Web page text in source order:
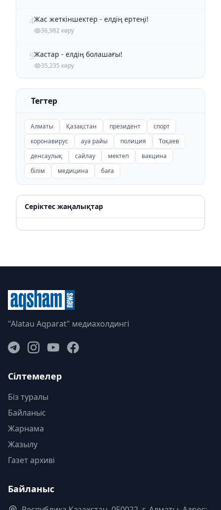
4Жас жеткіншектер - елдің ертеңі!
36,982 көру
5Жастар - елдің болашағы!
35,235 көру
Тегтер
Алматы Қазақстан президент
спорт
коронавирус
ауа райы полиция
Тоқаев
денсаулық
сайлау мектеп
вакцина
білім
медицина баға
Серіктес жаңалықтар
"Alatau Aqparat" медиахолдингі
Сілтемелер
Біз туралы
Байланыс
Жарнама
Жазылу
Газет архиві
Байланыс